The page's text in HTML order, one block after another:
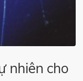
nhiên cho